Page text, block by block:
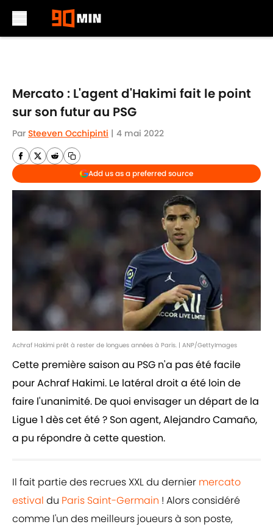
Mercato : L'agent d'Hakimi fait le point
sur son futur au PSG
Par Steeven Occhipinti | 4 mai 2022
Add us as a preferred source
Achraf Hakimi prêt à rester de longues années à Paris. | ANP/GettyImages
Cette première saison au PSG n'a pas été facile
pour Achraf Hakimi. Le latéral droit a été loin de
faire l'unanimité. De quoi envisager un départ de la
Ligue 1 dès cet été ? Son agent, Alejandro Camaño,
a pu répondre à cette question.
Il fait partie des recrues XXL du dernier mercato
estival du Paris Saint-Germain ! Alors considéré
comme l'un des meilleurs joueurs à son poste,